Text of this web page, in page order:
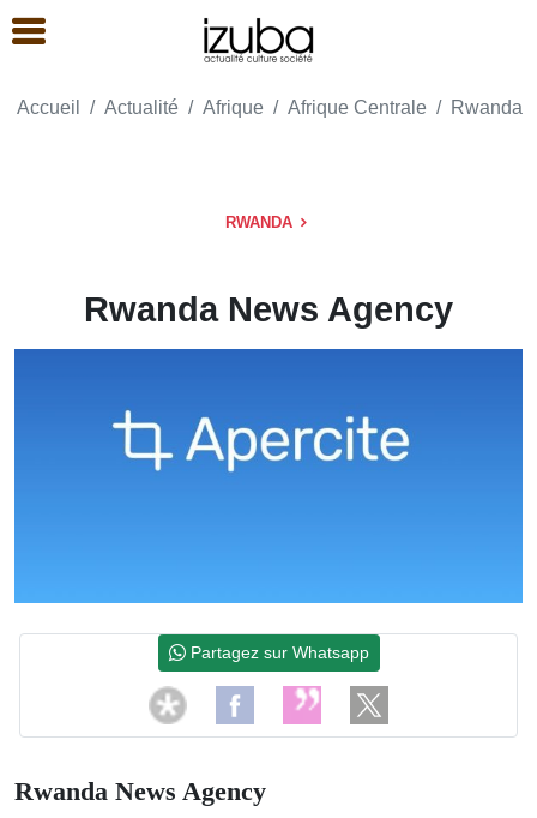
Accueil Actualité Afrique Afrique Centrale Rwanda
RWANDA
Rwanda News Agency
Rwanda News Agency
Partagez sur Whatsapp